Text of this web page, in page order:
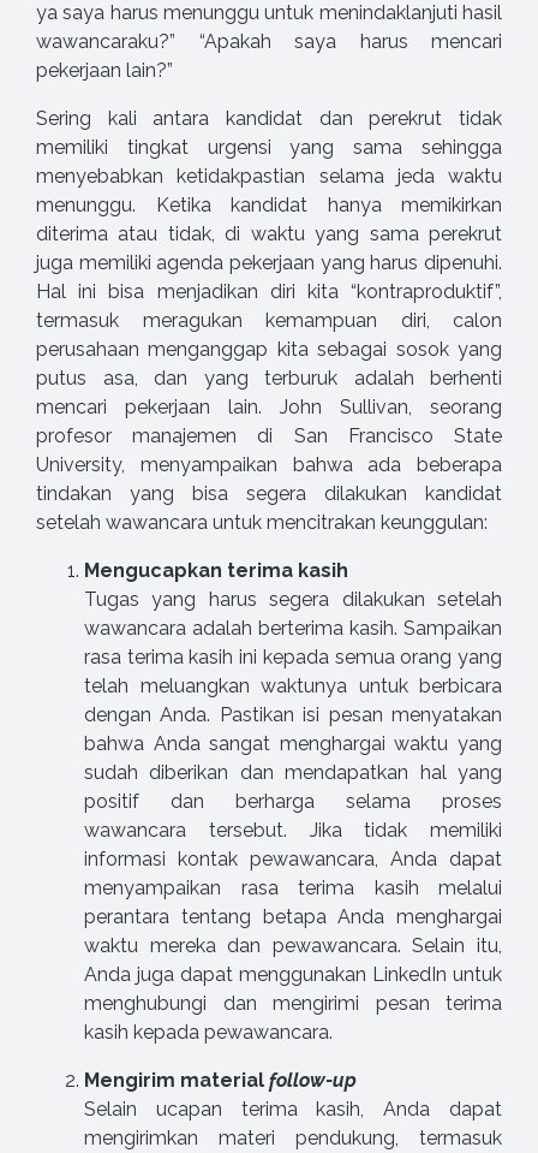
ya saya harus menunggu untuk menindaklanjuti hasil
wawancaraku?” “Apakah saya harus mencari
pekerjaan lain?”
Sering kali antara kandidat dan perekrut tidak
memiliki tingkat urgensi yang sama sehingga
menyebabkan ketidakpastian selama jeda waktu
menunggu. Ketika kandidat hanya memikirkan
diterima atau tidak, di waktu yang sama perekrut
juga memiliki agenda pekerjaan yang harus dipenuhi.
Hal ini bisa menjadikan diri kita “kontraproduktif”,
termasuk meragukan kemampuan diri, calon
perusahaan menganggap kita sebagai sosok yang
putus asa, dan yang terburuk adalah berhenti
mencari pekerjaan lain. John Sullivan, seorang
profesor manajemen di San Francisco State
University, menyampaikan bahwa ada beberapa
tindakan yang bisa segera dilakukan kandidat
setelah wawancara untuk mencitrakan keunggulan:
Mengucapkan terima kasih
Tugas yang harus segera dilakukan setelah
wawancara adalah berterima kasih. Sampaikan
rasa terima kasih ini kepada semua orang yang
telah meluangkan waktunya untuk berbicara
dengan Anda. Pastikan isi pesan menyatakan
bahwa Anda sangat menghargai waktu yang
sudah diberikan dan mendapatkan hal yang
positif dan berharga selama proses
wawancara tersebut. Jika tidak memiliki
informasi kontak pewawancara, Anda dapat
menyampaikan rasa terima kasih melalui
perantara tentang betapa Anda menghargai
waktu mereka dan pewawancara. Selain itu,
Anda juga dapat menggunakan LinkedIn untuk
menghubungi dan mengirimi pesan terima
kasih kepada pewawancara.
Mengirim material follow-up
Selain ucapan terima kasih, Anda dapat
mengirimkan materi pendukung, termasuk